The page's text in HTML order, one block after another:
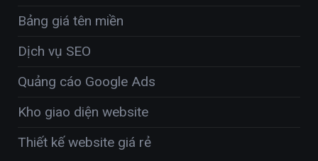
Bảng giá tên miền
Dịch vụ SEO
Quảng cáo Google Ads
Kho giao diện website
Thiết kế website giá rẻ